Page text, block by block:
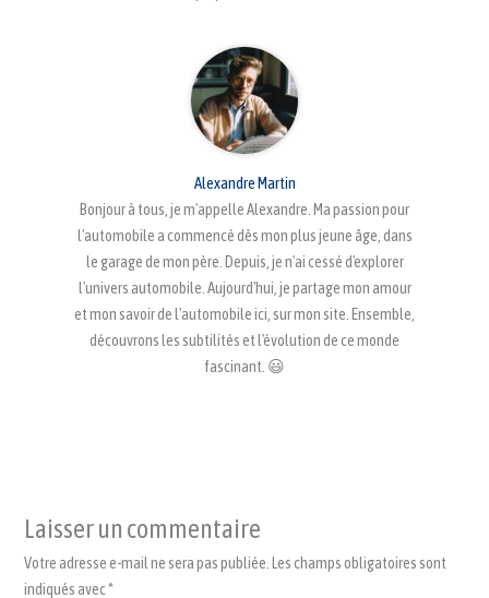
Alexandre Martin
Bonjour à tous, je m'appelle Alexandre. Ma passion pour
l'automobile a commencé dès mon plus jeune âge, dans
le garage de mon père. Depuis, je n'ai cessé d'explorer
l'univers automobile. Aujourd'hui, je partage mon amour
et mon savoir de l'automobile ici, sur mon site. Ensemble,
découvrons les subtilités et l'évolution de ce monde
fascinant. 😃
Laisser un commentaire
Votre adresse e-mail ne sera pas publiée. Les champs obligatoires sont
indiqués avec*